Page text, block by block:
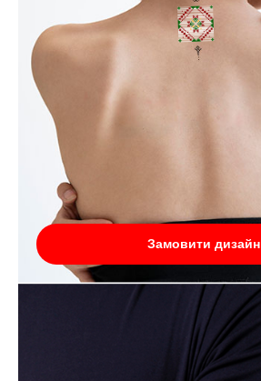
Замовити дизайн